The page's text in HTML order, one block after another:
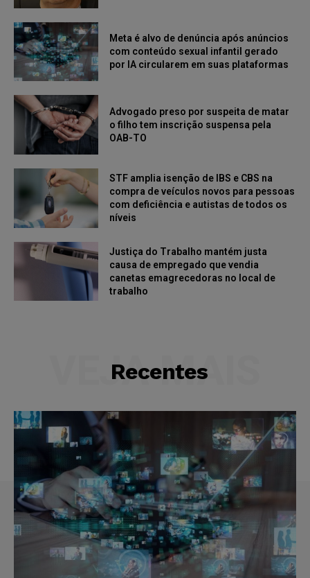
Meta é alvo de denúncia após anúncios
com conteúdo sexual infantil gerado
por IA circularem em suas plataformas
Advogado preso por suspeita de matar
o filho tem inscrição suspensa pela
OAB-TO
STF amplia isenção de IBS e CBS na
compra de veículos novos para pessoas
com deficiência e autistas de todos os
níveis
Justiça do Trabalho mantém justa
causa de empregado que vendia
canetas emagrecedoras no local de
trabalho
Recentes
VEJA MAIS